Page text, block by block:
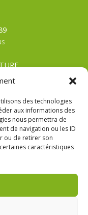
des technologies
aux informations des
nous permettra de
de navigation ou les ID
ou de retirer son
caractéristiques
Réalisation